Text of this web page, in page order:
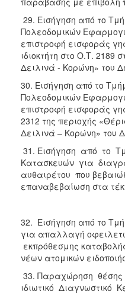
29. Εισήγηση από το
Πολεοδομικών
επιστροφή εισφοράς
ιδιοκτήτη στο Ο.Τ. 2189
Δειλινά - Κορώνη» του
30. Εισήγηση από το
Πολεοδομικών
επιστροφή εισφοράς
2312 της περιοχής
Δειλινά – Κορώνη» του
31. Εισήγηση από το
Κατασκευών για
αυθαιρέτου που
επαναβεβαίωση στα
32. Εισήγηση από το
για απαλλαγή
εκπρόθεσμης
νέων ατομικών
33. Παραχώρηση
ιδιωτικό Διαγνωστικό